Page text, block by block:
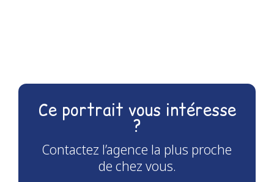
Ce portrait vous intéresse
?
Contactez l’agence la plus proche
de chez vous.